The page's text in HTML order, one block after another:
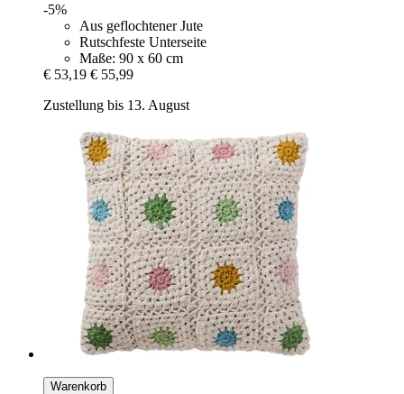
-5%
Aus geflochtener Jute
Rutschfeste Unterseite
Maße: 90 x 60 cm
€ 53,19 € 55,99
Zustellung bis 13. August
Warenkorb